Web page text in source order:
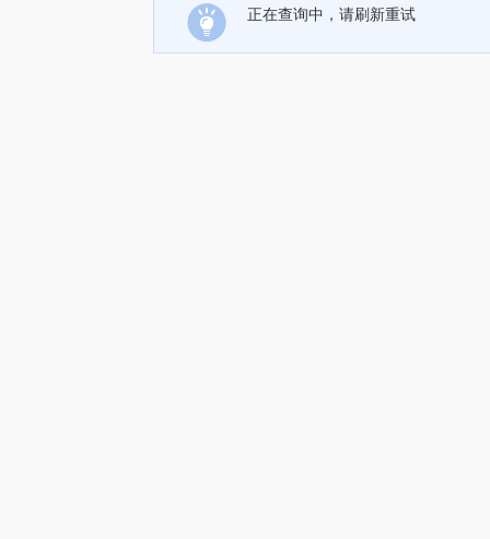
正在查询中，请刷新重试